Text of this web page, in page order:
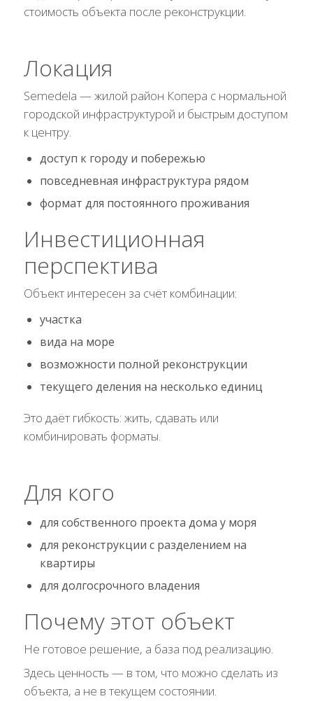
стоимость объекта после реконструкции.
Локация
Semedela — жилой район Копера с нормальной
городской инфраструктурой и быстрым доступом
к центру.
доступ к городу и побережью
повседневная инфраструктура рядом
формат для постоянного проживания
Инвестиционная
перспектива
Объект интересен за счёт комбинации:
участка
вида на море
возможности полной реконструкции
текущего деления на несколько единиц
Это даёт гибкость: жить, сдавать или
комбинировать форматы.
Для кого
для собственного проекта дома у моря
для реконструкции с разделением на
квартиры
для долгосрочного владения
Почему этот объект
Не готовое решение, а база под реализацию.
Здесь ценность — в том, что можно сделать из
объекта, а не в текущем состоянии.